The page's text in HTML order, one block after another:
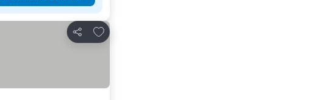
Partager
Ajouter à mes favoris